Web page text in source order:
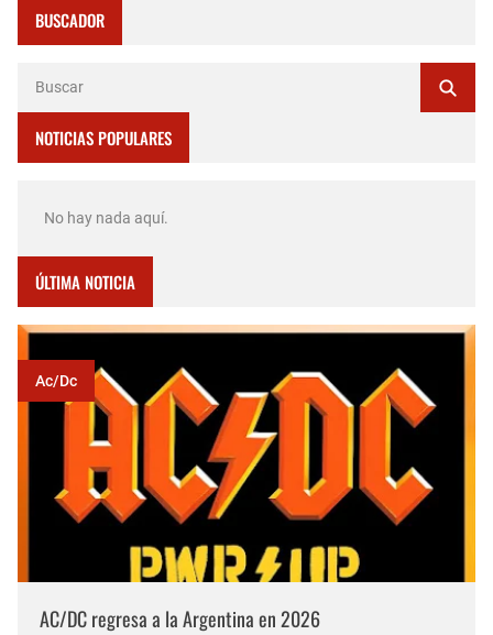
BUSCADOR
NOTICIAS POPULARES
No hay nada aquí.
ÚLTIMA NOTICIA
Ac/dc
AC/DC regresa a la Argentina en 2026